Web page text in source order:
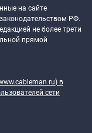
на сайте
РФ.
не более трети
прямой
) в
сети